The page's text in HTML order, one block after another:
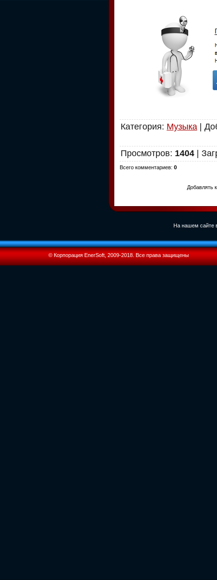
Категория: Музыка |
Просмотров: 1404 |
Всего комментариев: 0
Добавлять
На нашем сайте
© Корпорация EnerSoft, 2009-2018. Все права защищены